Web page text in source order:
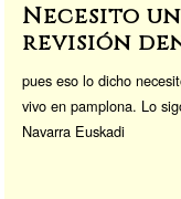
Necesito
revisión
pues eso lo dicho
vivo en pamplona. Lo
Navarra Euskadi